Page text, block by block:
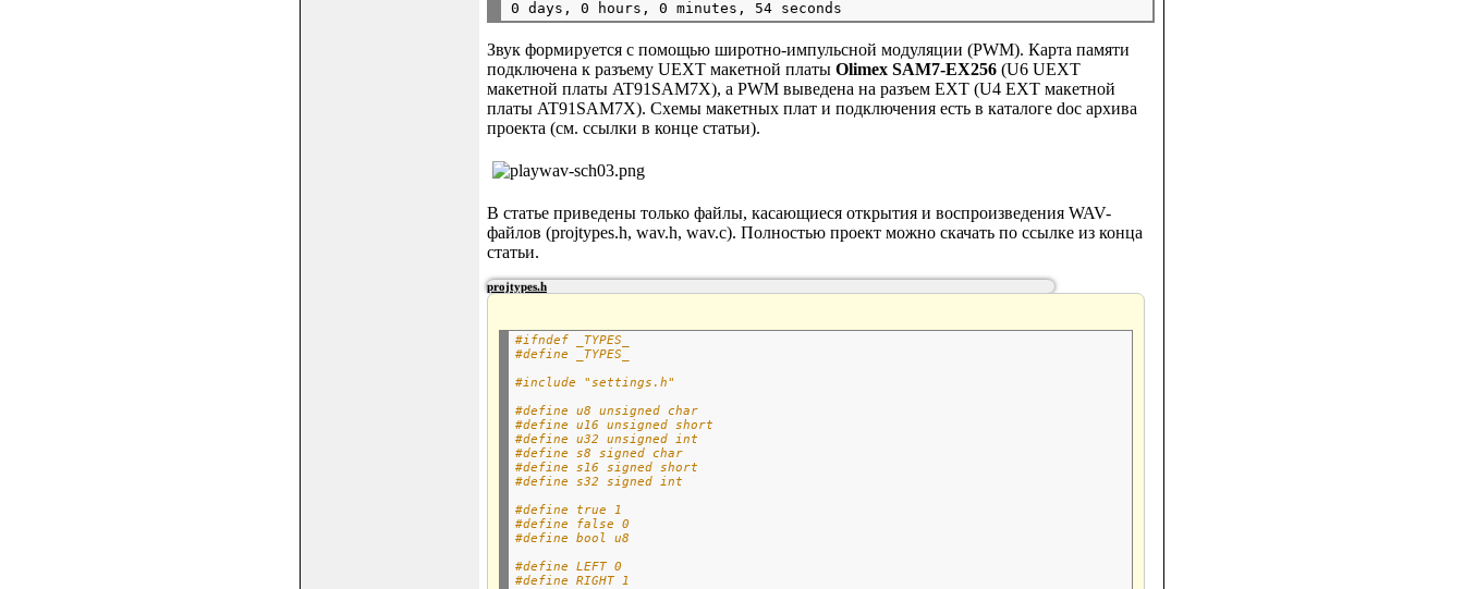
Звук формируется с помощью широтно-импульсной модуляции (PWM). Карта памяти
подключена к разъему UEXT макетной платы Olimex SAM7-EX256 (U6 UEXT
макетной платы AT91SAM7X), а PWM выведена на разъем EXT (U4 EXT макетной
платы AT91SAM7X). Схемы макетных плат и подключения есть в каталоге doc архива
проекта (см. ссылки в конце статьи).
В статье приведены только файлы, касающиеся открытия и воспроизведения WAV-
файлов (projtypes.h, wav.h, wav.c). Полностью проект можно скачать по ссылке из конца
статьи.
projtypes.h
#ifndef _TYPES_
#define _TYPES_
#include "settings.h"
#define u8 unsigned char
#define u16 unsigned short
#define u32 unsigned int
#define s8 signed char
#define s16 signed short
#define s32 signed int
#define true 1
#define false 0
#define bool u8
#define LEFT 0
#define RIGHT 1